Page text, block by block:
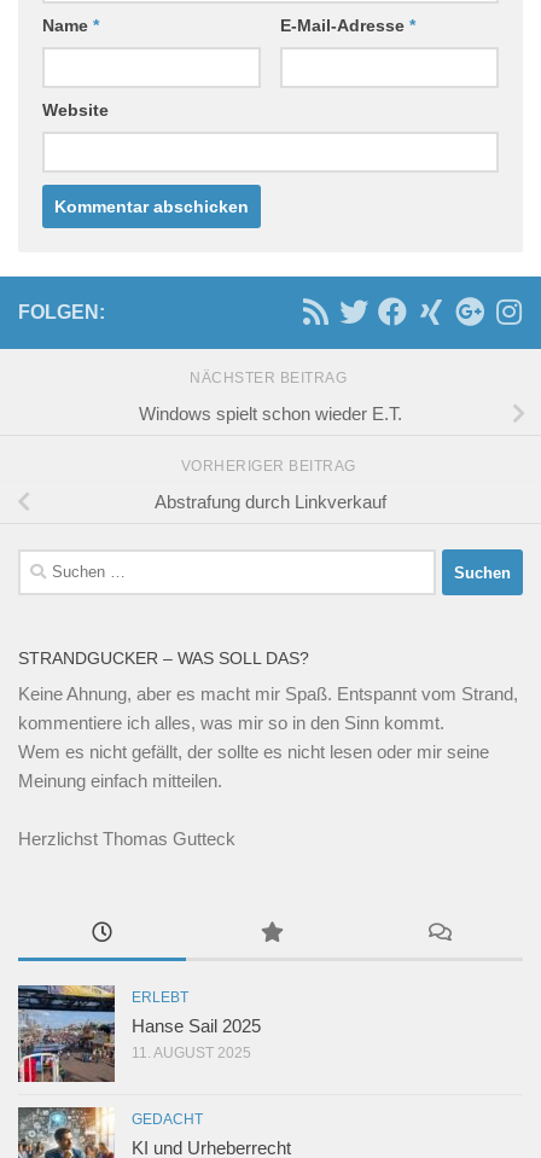
Name * E-Mail-Adresse *
Website
FOLGEN:
NÄCHSTER BEITRAG
Windows spielt schon wieder E.T.
VORHERIGER BEITRAG
Abstrafung durch Linkverkauf
Suchen
nach:
STRANDGUCKER – WAS SOLL DAS?
Keine Ahnung, aber es macht mir Spaß. Entspannt vom Strand,
kommentiere ich alles, was mir so in den Sinn kommt.
Wem es nicht gefällt, der sollte es nicht lesen oder mir seine
Meinung einfach mitteilen.
Herzlichst Thomas Gutteck
ERLEBT
Hanse Sail 2025
11. AUGUST 2025
GEDACHT
KI und Urheberrecht